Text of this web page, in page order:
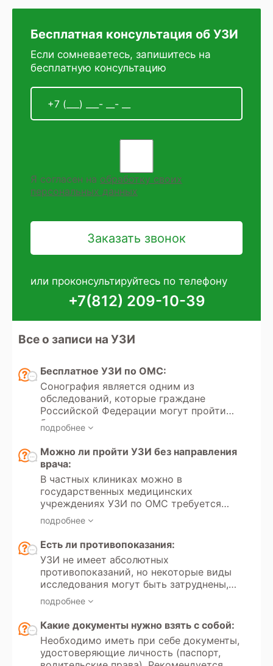
Бесплатная консультация об УЗИ
Если сомневаетесь, запишитесь на
бесплатную консультацию
Я согласен на обработку своих
персональных данных
или проконсультируйтесь по телефону
+7(812) 209-10-39
Все о записи на УЗИ
Бесплатное УЗИ по ОМС:
Сонография является одним из
обследований, которые граждане
Российской Федерации могут пройти
бесплатно в рамках полиса
обязательного медицинского
страхования (ОМС). Получение
направления на проведение данного
исследования регулируется
Федеральным законом РФ «Об
обязательном медицинском
страховании» № 323. В России
существует возможность пройти
добровольного медицинского
страхования (ДМС).
подробнее
Можно ли пройти УЗИ без направления
врача:
В частных клиниках можно в
государственных медицинских
учреждениях УЗИ по ОМС требуется
направление лечащего врача.
подробнее
Есть ли противопоказания:
УЗИ не имеет абсолютных
противопоказаний, но некоторые виды
исследования могут быть затруднены,
например, при выраженном метеоризме
или открытых ранах в зоне
исследования.
подробнее
Какие документы нужно взять с собой:
Необходимо иметь при себе документы,
удостоверяющие личность (паспорт,